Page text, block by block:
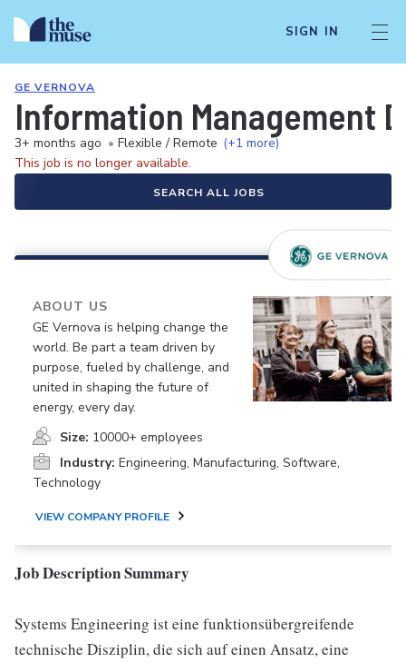
SIGN IN
GE VERNOVA
Information Management
3+ months ago • Flexible / Remote (+1 more)
This job is no longer available.
SEARCH ALL JOBS
ABOUT US
GE Vernova is helping change the
world. Be part a team driven by
purpose, fueled by challenge, and
united in shaping the future of
energy, every day.
Size: 10000+ employees
Industry: Engineering, Manufacturing, Software,
Technology
VIEW COMPANY PROFILE
Job Description Summary
Systems Engineering ist eine funktionsübergreifende
technische Disziplin, die sich auf einen Ansatz, eine